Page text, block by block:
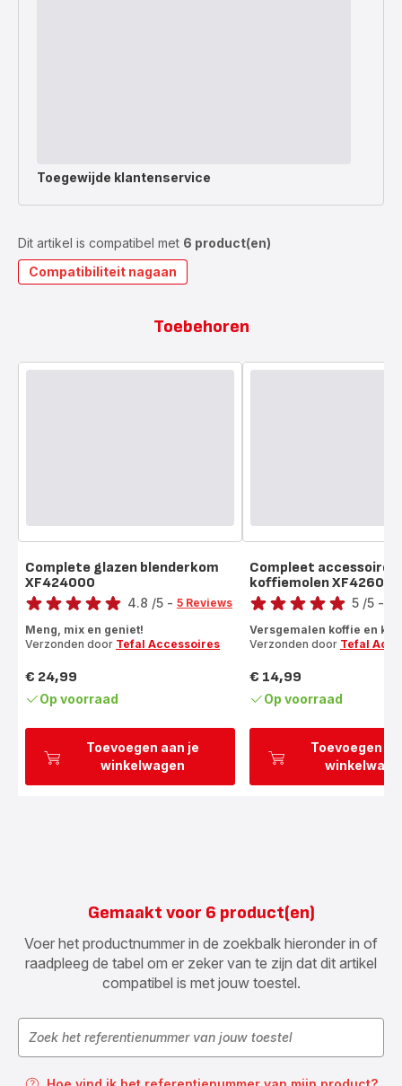
Toegewijde klantenservice
Dit artikel is compatibel met 6 product(en)
Compatibiliteit nagaan
Toebehoren
Toevoegen aan je
winkelwagen
Complete glazen blenderkom
XF424000
Score
4.8 /5 - 5 Reviews
Meng, mix en geniet!
Verzonden door Tefal Accessoires
Prijs
€ 24,99
Op voorraad
Toevoegen
Compleet accessoire
koffiemolen XF426000
Score
met
sterren
(gemiddeld)
5 /5 -
Versgemalen koffie en
Verzonden door Tefal
Prijs
€ 14,99
Op voorraad
Gemaakt voor 6 product(en)
Voer het productnummer in de zoekbalk hieronder in of
raadpleeg de tabel om er zeker van te zijn dat dit artikel
compatibel is met jouw toestel.